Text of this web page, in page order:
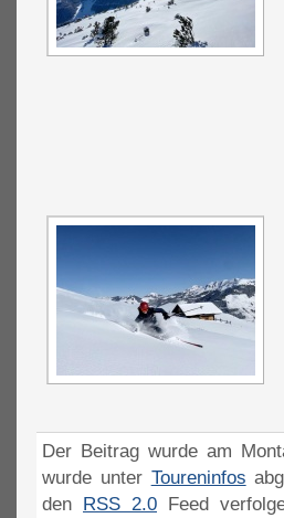
Der Beitrag wurde am
wurde unter Toureninfos
den RSS 2.0 Feed